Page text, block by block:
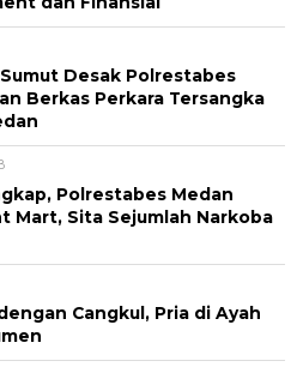
Desak Polrestabes
Berkas Perkara Tersangka
Polrestabes Medan
Mart, Sita Sejumlah Narkoba
Cangkul, Pria di Ayah